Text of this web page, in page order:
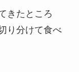
きたところ
り分けて食べ